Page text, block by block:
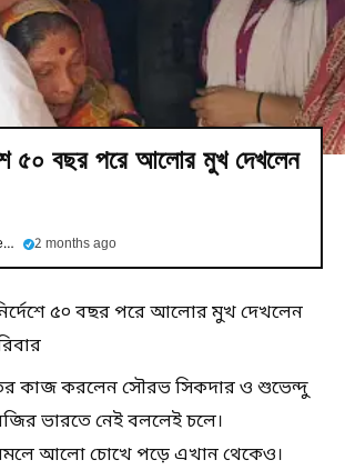
৫০ বছর পরে আলোর মুখ দেখলেন
Smile India News Bangla 2 months ago
৫০ বছর পরে আলোর মুখ দেখলেন
কাজ করলেন সৌরভ সিকদার ও শুভেন্দু
ভারতে নেই বললেই চলে।
আলো চোখে পড়ে এখান থেকেও।